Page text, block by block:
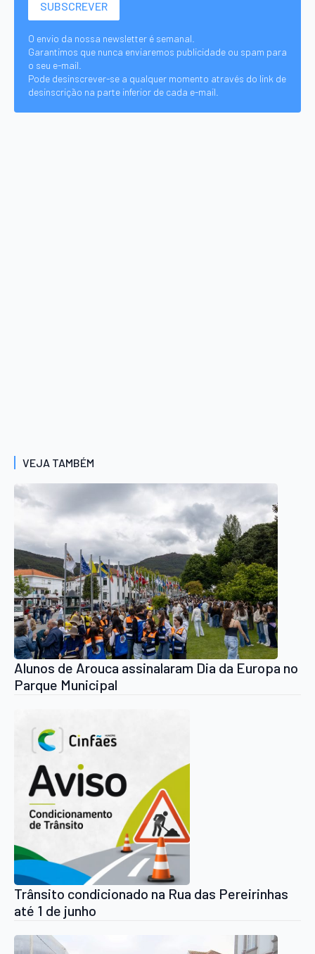
O envio da nossa newsletter é semanal.
Garantimos que nunca enviaremos publicidade ou spam para
o seu e-mail.
Pode desinscrever-se a qualquer momento através do link de
desinscrição na parte inferior de cada e-mail.
VEJA TAMBÉM
Alunos de Arouca assinalaram Dia da Europa no
Parque Municipal
Trânsito condicionado na Rua das Pereirinhas
até 1 de junho